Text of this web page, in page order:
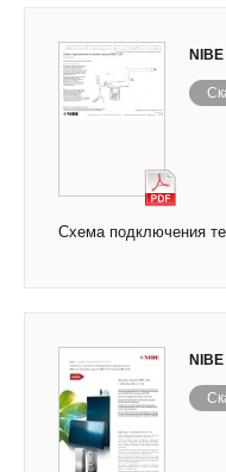
NIBE
Схема подключения
NIBE